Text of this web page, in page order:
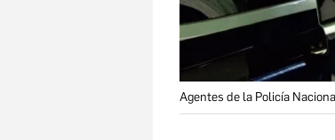
Agentes de la Policía